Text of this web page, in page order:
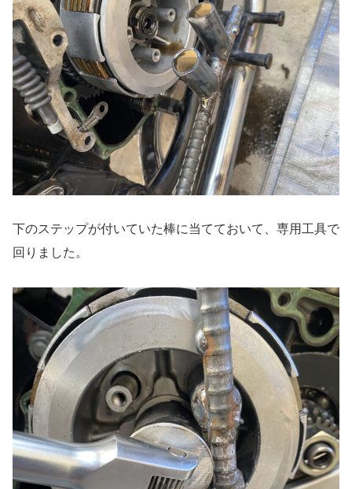
下のステップが付いていた棒に当てておいて、専用工具で
回りました。